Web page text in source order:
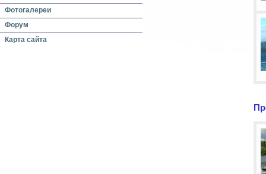
Фотогалереи
Форум
Карта сайта